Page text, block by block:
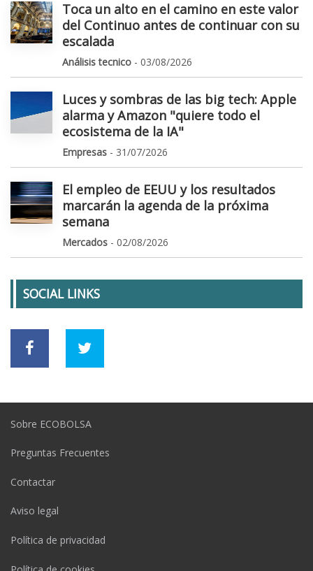
Toca un alto en el camino en este valor
del Continuo antes de continuar con su
escalada
Análisis tecnico - 03/08/2026
Luces y sombras de las big tech: Apple
alarma y Amazon "quiere todo el
ecosistema de la IA"
Empresas - 31/07/2026
El empleo de EEUU y los resultados
marcarán la agenda de la próxima
semana
Mercados - 02/08/2026
SOCIAL LINKS
Sobre ECOBOLSA
Preguntas Frecuentes
Contactar
Aviso legal
Política de privacidad